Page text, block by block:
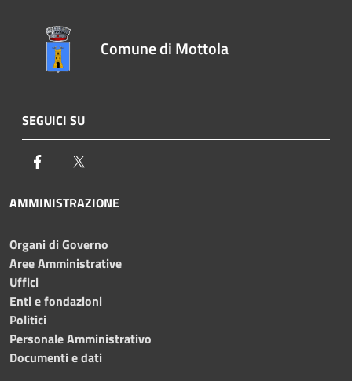
Comune di Mottola
SEGUICI SU
Facebook
AMMINISTRAZIONE
Organi di Governo
Aree Amministrative
Uffici
Enti e fondazioni
Politici
Personale Amministrativo
Documenti e dati